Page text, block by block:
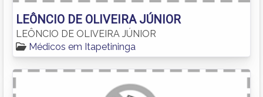
LEÔNCIO DE OLIVEIRA JÚNIOR
LEÔNCIO DE OLIVEIRA JÚNIOR
Médicos em Itapetininga